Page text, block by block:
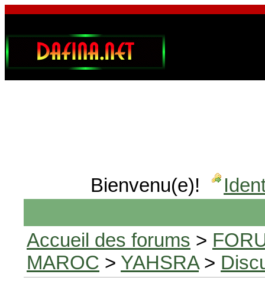
Bienvenu(e)!
Accueil des forums >
MAROC > YAHSRA>